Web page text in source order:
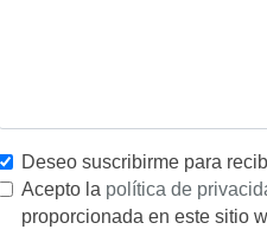
Deseo suscribirme para
Acepto la política de
proporcionada en este sitio